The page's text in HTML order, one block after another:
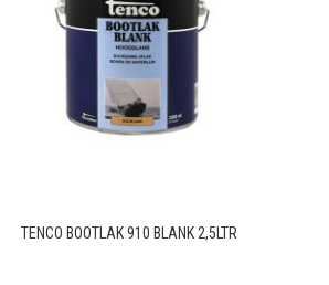
TENCO BOOTLAK 910 BLANK 2,5LTR